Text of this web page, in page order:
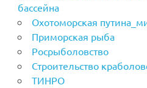
бассейна
Охотоморская
Приморская рыба
Росрыболовство
Строительство
ТИНРО